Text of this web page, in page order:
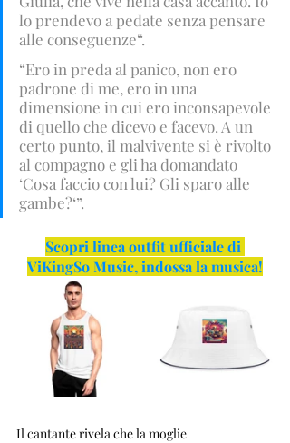
lo prendevo a pedate senza pensare
alle conseguenze“.
“Ero in preda al panico, non ero
padrone di me, ero in una
dimensione in cui ero inconsapevole
di quello che dicevo e facevo. A un
certo punto, il malvivente si è rivolto
al compagno e gli ha domandato
‘Cosa faccio con lui? Gli sparo alle
gambe?‘”.
Scopri linea outfit ufficiale di
ViKingSo Music, indossa la musica!
Il cantante rivela che la moglie